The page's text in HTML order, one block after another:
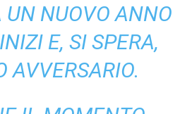
UN NUOVO ANNO
E, SI SPERA,
AVVERSARIO.